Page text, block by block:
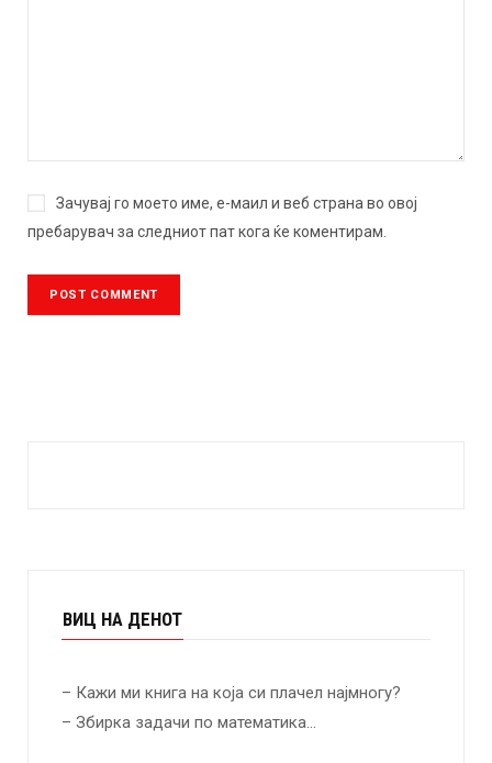
Зачувај го моето име, е-маил и веб страна во овој
пребарувач за следниот пат кога ќе коментирам.
ВИЦ НА ДЕНОТ
– Кажи ми книга на која си плачел најмногу?
– Збирка задачи по математика…